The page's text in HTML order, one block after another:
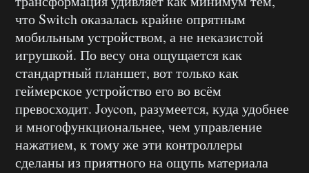
что Switch оказалась крайне опрятным
мобильным устройством, а не неказистой
игрушкой. По весу она ощущается как
стандартный планшет, вот только как
геймерское устройство его во всём
превосходит. Joycon, разумеется, куда удобнее
и многофункциональнее, чем управление
нажатием, к тому же эти контроллеры
сделаны из приятного на ощупь материала